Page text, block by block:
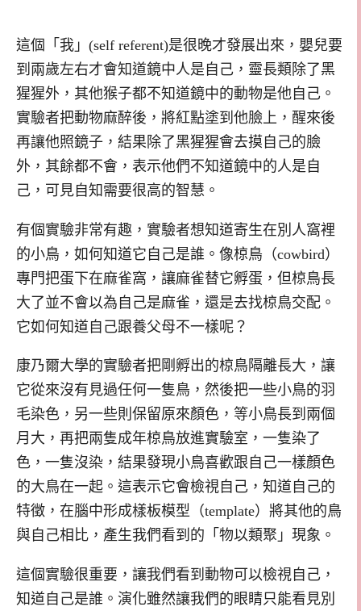
這個「我」(self referent)是很晚才發展出來，嬰兒要
到兩歲左右才會知道鏡中人是自己，靈長類除了黑
猩猩外，其他猴子都不知道鏡中的動物是他自己。
實驗者把動物麻醉後，將紅點塗到他臉上，醒來後
再讓他照鏡子，結果除了黑猩猩會去摸自己的臉
外，其餘都不會，表示他們不知道鏡中的人是自
己，可見自知需要很高的智慧。
有個實驗非常有趣，實驗者想知道寄生在別人窩裡
的小鳥，如何知道它自己是誰。像椋鳥（cowbird）
專門把蛋下在麻雀窩，讓麻雀替它孵蛋，但椋鳥長
大了並不會以為自己是麻雀，還是去找椋鳥交配。
它如何知道自己跟養父母不一樣呢？
康乃爾大學的實驗者把剛孵出的椋鳥隔離長大，讓
它從來沒有見過任何一隻鳥，然後把一些小鳥的羽
毛染色，另一些則保留原來顏色，等小鳥長到兩個
月大，再把兩隻成年椋鳥放進實驗室，一隻染了
色，一隻沒染，結果發現小鳥喜歡跟自己一樣顏色
的大鳥在一起。這表示它會檢視自己，知道自己的
特徵，在腦中形成樣板模型（template）將其他的鳥
與自己相比，產生我們看到的「物以類聚」現象。
這個實驗很重要，讓我們看到動物可以檢視自己，
知道自己是誰。演化雖然讓我們的眼睛只能看見別